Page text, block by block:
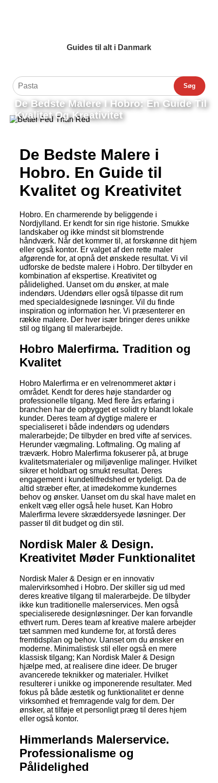
Guides til alt i Danmark
Søg
De Bedste Malere I Hobro: En Guide Til
Kvalitet Og Kreativitet
De Bedste Malere i
Hobro. En Guide til
Kvalitet og Kreativitet
Hobro. En charmerende by beliggende i
Nordjylland. Er kendt for sin rige historie. Smukke
landskaber og ikke mindst sit blomstrende
håndværk. Når det kommer til, at forskønne dit hjem
eller også kontor. Er valget af den rette maler
afgørende for, at opnå det ønskede resultat. Vi vil
udforske de bedste malere i Hobro. Der tilbyder en
kombination af ekspertise. Kreativitet og
pålidelighed. Uanset om du ønsker, at male
indendørs. Udendørs eller også tilpasse dit rum
med specialdesignede løsninger. Vil du finde
inspiration og information her. Vi præsenterer en
række malere. Der hver især bringer deres unikke
stil og tilgang til malerarbejde.
Hobro Malerfirma. Tradition og
Kvalitet
Hobro Malerfirma er en velrenommeret aktør i
området. Kendt for deres høje standarder og
professionelle tilgang. Med flere års erfaring i
branchen har de opbygget et solidt ry blandt lokale
kunder. Deres team af dygtige malere er
specialiseret i både indendørs og udendørs
malerarbejde; De tilbyder en bred vifte af services.
Herunder vægmaling. Loftmaling. Og maling af
træværk. Hobro Malerfirma fokuserer på, at bruge
kvalitetsmaterialer og miljøvenlige malinger. Hvilket
sikrer et holdbart og smukt resultat. Deres
engagement i kundetilfredshed er tydeligt. Da de
altid stræber efter, at imødekomme kundernes
behov og ønsker. Uanset om du skal have malet en
enkelt væg eller også hele huset. Kan Hobro
Malerfirma levere skræddersyede løsninger. Der
passer til dit budget og din stil.
Nordisk Maler & Design.
Kreativitet Møder Funktionalitet
Nordisk Maler & Design er en innovativ
malervirksomhed i Hobro. Der skiller sig ud med
deres kreative tilgang til malerarbejde. De tilbyder
ikke kun traditionelle malerservices. Men også
specialiserede designløsninger. Der kan forvandle
ethvert rum. Deres team af kreative malere arbejder
tæt sammen med kunderne for, at forstå deres
fremtidsplan og behov. Uanset om du ønsker en
moderne. Minimalistisk stil eller også en mere
klassisk tilgang; Kan Nordisk Maler & Design
hjælpe med, at realisere dine ideer. De bruger
avancerede teknikker og materialer. Hvilket
resulterer i unikke og imponerende resultater. Med
fokus på både æstetik og funktionalitet er denne
virksomhed et fremragende valg for dem. Der
ønsker, at tilføje et personligt præg til deres hjem
eller også kontor.
Himmerlands Malerservice.
Professionalisme og
Pålidelighed